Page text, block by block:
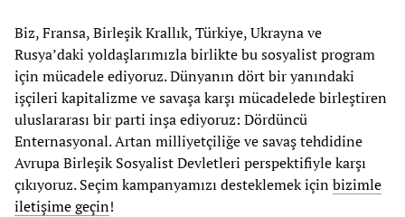
Biz, Fransa, Birleşik Krallık, Türkiye, Ukrayna ve
Rusya’daki yoldaşlarımızla birlikte bu sosyalist program
için mücadele ediyoruz. Dünyanın dört bir yanındaki
işçileri kapitalizme ve savaşa karşı mücadelede birleştiren
uluslararası bir parti inşa ediyoruz: Dördüncü
Enternasyonal. Artan milliyetçiliğe ve savaş tehdidine
Avrupa Birleşik Sosyalist Devletleri perspektifiyle karşı
çıkıyoruz. Seçim kampanyamızı desteklemek içinbizimle
iletişime geçin!